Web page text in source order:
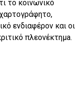
το κοινωνικό
ενδιαφέρον και οι
πλεονέκτημa.